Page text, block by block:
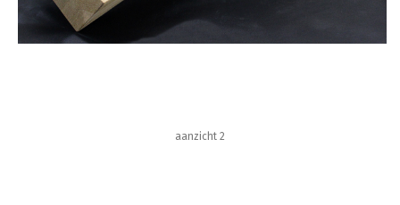
aanzicht 2